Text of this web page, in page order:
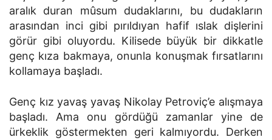
aralık duran mûsum dudaklarını, bu dudakların
arasından inci gibi pırıldıyan hafif ıslak dişlerini
görür gibi oluyordu. Kilisede büyük bir dikkatle
genç kıza bakmaya, onunla konuşmak fırsatlarını
kollamaya başladı.
Genç kız yavaş yavaş Nikolay Petroviç’e alışmaya
başladı. Ama onu gördüğü zamanlar yine de
ürkeklik göstermekten geri kalmıyordu. Derken